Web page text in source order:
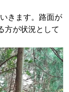
きます。路面が
方が状況として